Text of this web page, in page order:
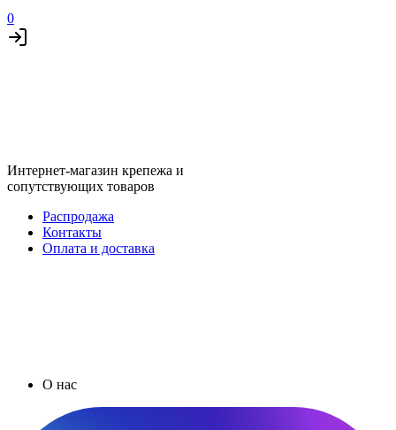
0
Интернет-магазин крепежа и
сопутствующих товаров
Распродажа
Контакты
Оплата и доставка
О нас